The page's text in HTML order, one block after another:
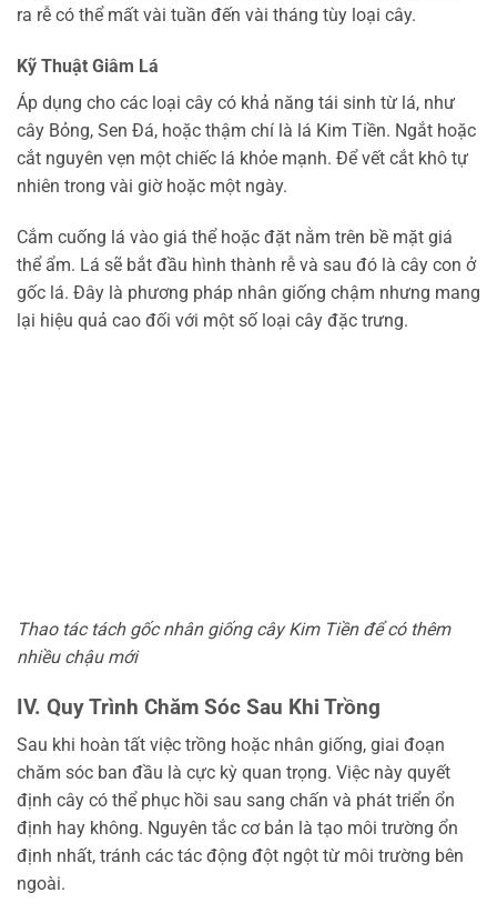
ra rễ có thể mất vài tuần đến vài tháng tùy loại cây.
Kỹ Thuật Giâm Lá
Áp dụng cho các loại cây có khả năng tái sinh từ lá, như
cây Bỏng, Sen Đá, hoặc thậm chí là lá Kim Tiền. Ngắt hoặc
cắt nguyên vẹn một chiếc lá khỏe mạnh. Để vết cắt khô tự
nhiên trong vài giờ hoặc một ngày.
Cắm cuống lá vào giá thể hoặc đặt nằm trên bề mặt giá
thể ẩm. Lá sẽ bắt đầu hình thành rễ và sau đó là cây con ở
gốc lá. Đây là phương pháp nhân giống chậm nhưng mang
lại hiệu quả cao đối với một số loại cây đặc trưng.
Thao tác tách gốc nhân giống cây Kim Tiền để có thêm
nhiều chậu mới
IV. Quy Trình Chăm Sóc Sau Khi Trồng
Sau khi hoàn tất việc trồng hoặc nhân giống, giai đoạn
chăm sóc ban đầu là cực kỳ quan trọng. Việc này quyết
định cây có thể phục hồi sau sang chấn và phát triển ổn
định hay không. Nguyên tắc cơ bản là tạo môi trường ổn
định nhất, tránh các tác động đột ngột từ môi trường bên
ngoài.